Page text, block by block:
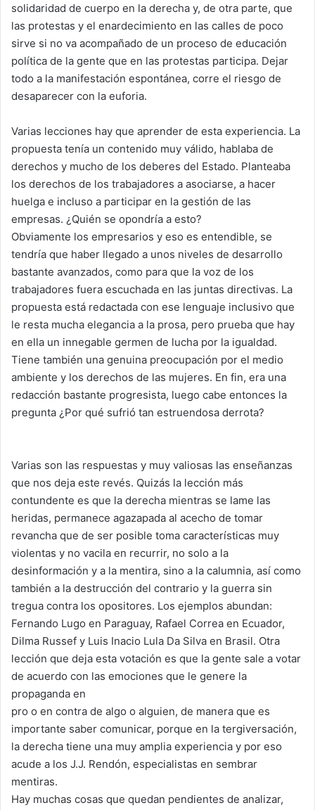
solidaridad de cuerpo en la derecha y, de otra parte, que
las protestas y el enardecimiento en las calles de poco
sirve si no va acompañado de un proceso de educación
política de la gente que en las protestas participa. Dejar
todo a la manifestación espontánea, corre el riesgo de
desaparecer con la euforia.
Varias lecciones hay que aprender de esta experiencia. La
propuesta tenía un contenido muy válido, hablaba de
derechos y mucho de los deberes del Estado. Planteaba
los derechos de los trabajadores a asociarse, a hacer
huelga e incluso a participar en la gestión de las
empresas. ¿Quién se opondría a esto?
Obviamente los empresarios y eso es entendible, se
tendría que haber llegado a unos niveles de desarrollo
bastante avanzados, como para que la voz de los
trabajadores fuera escuchada en las juntas directivas. La
propuesta está redactada con ese lenguaje inclusivo que
le resta mucha elegancia a la prosa, pero prueba que hay
en ella un innegable germen de lucha por la igualdad.
Tiene también una genuina preocupación por el medio
ambiente y los derechos de las mujeres. En fin, era una
redacción bastante progresista, luego cabe entonces la
pregunta ¿Por qué sufrió tan estruendosa derrota?
Varias son las respuestas y muy valiosas las enseñanzas
que nos deja este revés. Quizás la lección más
contundente es que la derecha mientras se lame las
heridas, permanece agazapada al acecho de tomar
revancha que de ser posible toma características muy
violentas y no vacila en recurrir, no solo a la
desinformación y a la mentira, sino a la calumnia, así como
también a la destrucción del contrario y la guerra sin
tregua contra los opositores. Los ejemplos abundan:
Fernando Lugo en Paraguay, Rafael Correa en Ecuador,
Dilma Russef y Luis Inacio Lula Da Silva en Brasil. Otra
lección que deja esta votación es que la gente sale a votar
de acuerdo con las emociones que le genere la
propaganda en
pro o en contra de algo o alguien, de manera que es
importante saber comunicar, porque en la tergiversación,
la derecha tiene una muy amplia experiencia y por eso
acude a los J.J. Rendón, especialistas en sembrar
mentiras.
Hay muchas cosas que quedan pendientes de analizar,